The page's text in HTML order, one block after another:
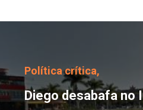
Política crítica,
Diego desabafa no